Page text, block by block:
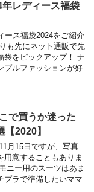
レディース福袋
ース福袋2024をご紹介
も先にネット通販で先
袋をピックアップ！ ナ
プルファッションが好
で買うか迷った
2020】
月15日ですが、写真
用意することもありま
ニー用のスーツはあま
プラで準備したいママ